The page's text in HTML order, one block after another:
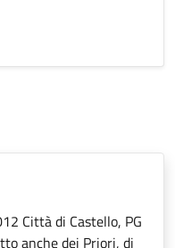
Città di Castello, PG
anche dei Priori, di